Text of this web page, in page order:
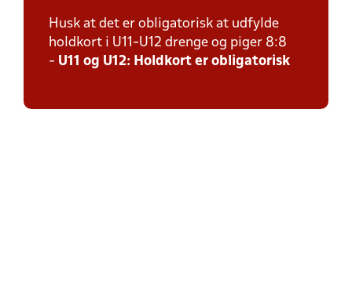
Husk at det er obligatorisk at udfylde
holdkort i U11-U12 drenge og piger 8:8
- U11 og U12: Holdkort er obligatorisk